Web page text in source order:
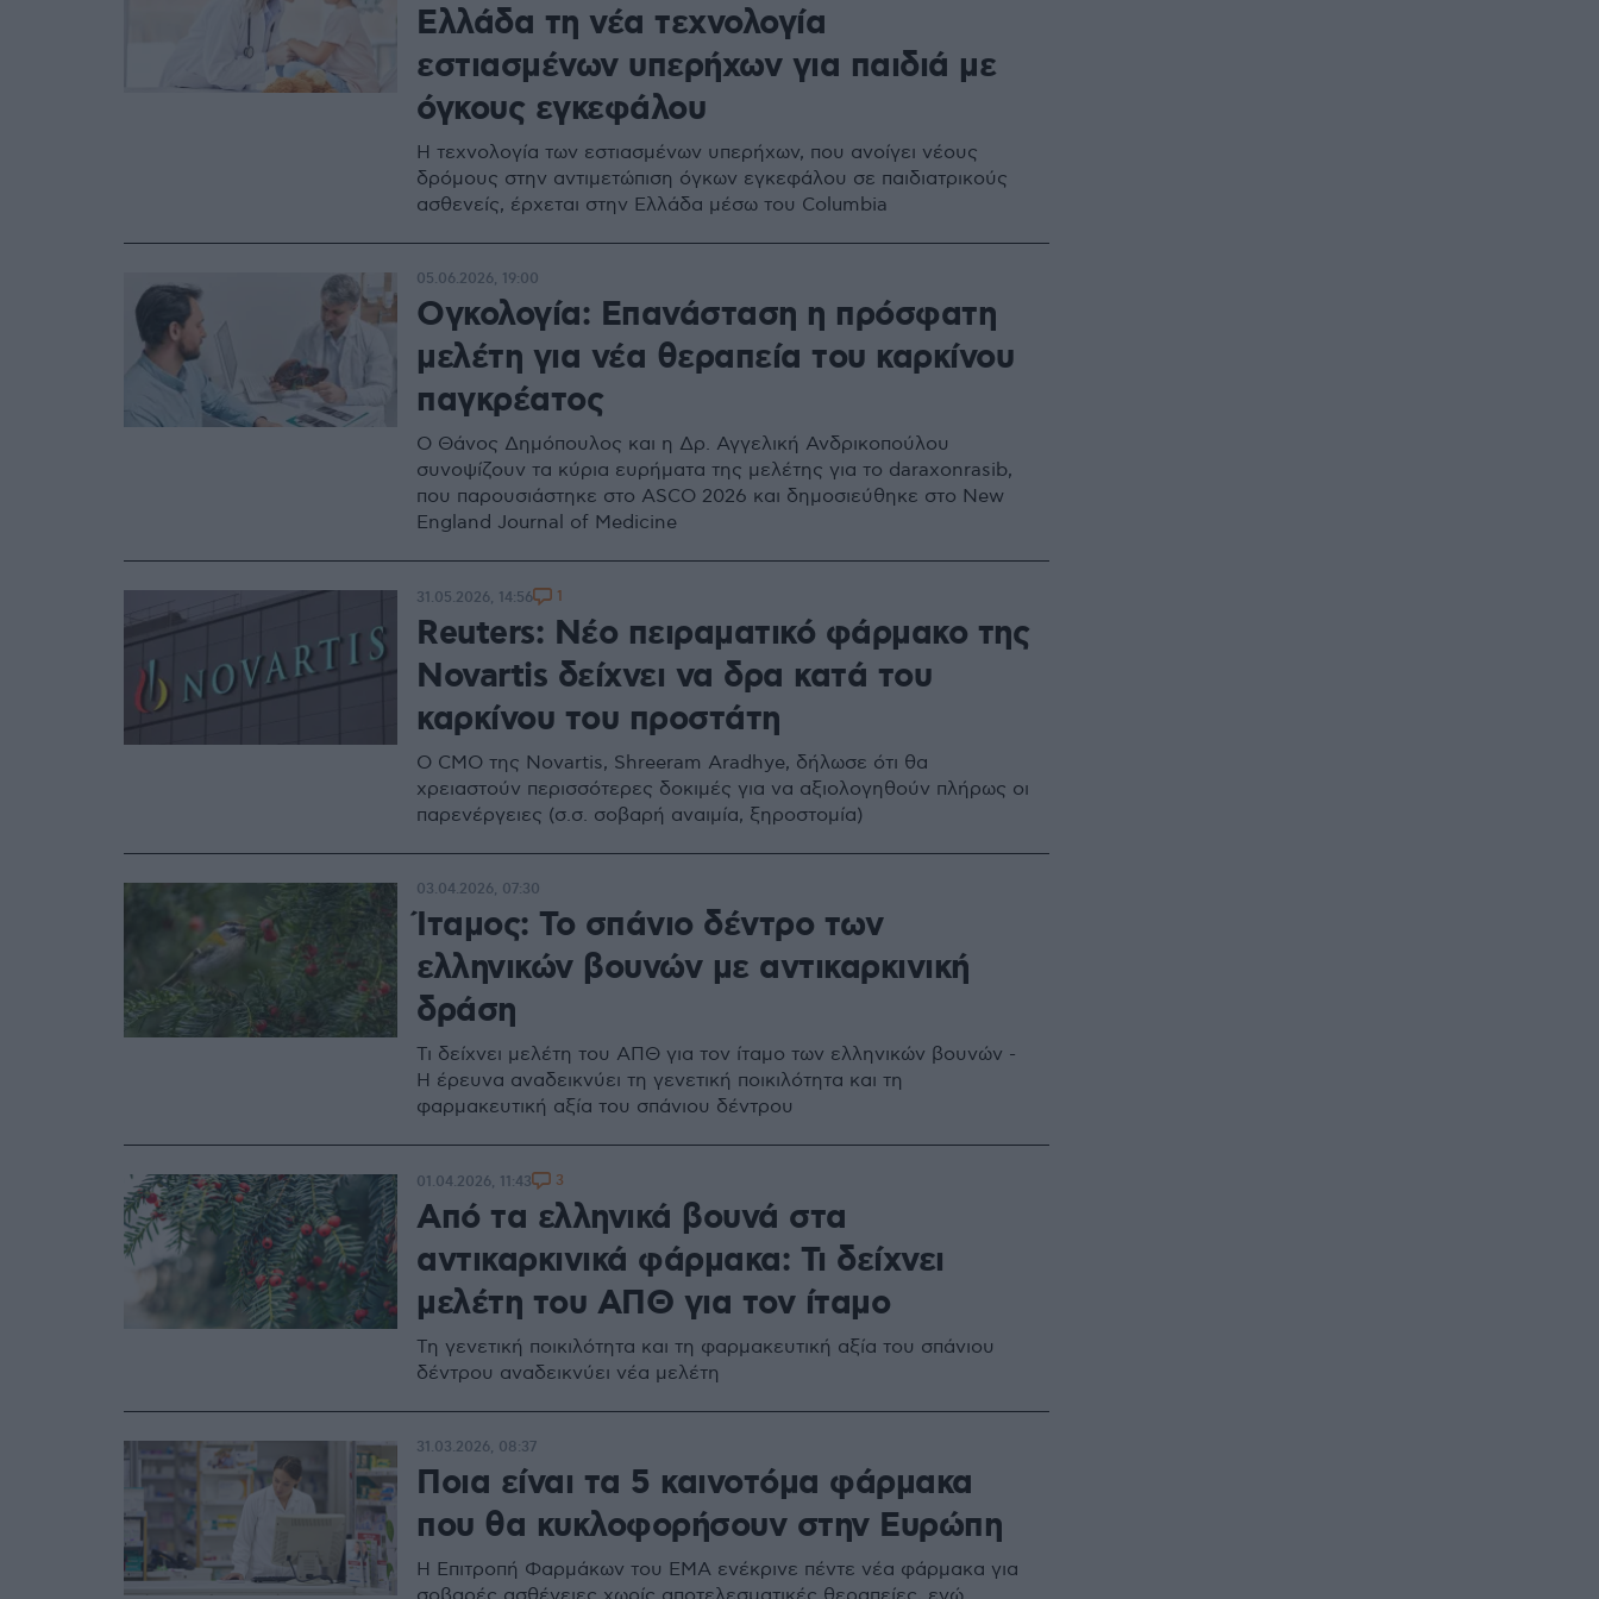
Ελλάδα τη νέα τεχνολογία
εστιασμένων υπερήχων για παιδιά με
όγκους εγκεφάλου
Η τεχνολογία των εστιασμένων υπερήχων, που ανοίγει νέους
δρόμους στην αντιμετώπιση όγκων εγκεφάλου σε παιδιατρικούς
ασθενείς, έρχεται στην Ελλάδα μέσω του Columbia
Ογκολογία: Eπανάσταση η πρόσφατη
μελέτη για νέα θεραπεία του καρκίνου
παγκρέατος
Ο Θάνος Δημόπουλος και η Δρ. Αγγελική Ανδρικοπούλου
συνοψίζουν τα κύρια ευρήματα της μελέτης για το daraxonrasib,
που παρουσιάστηκε στο ASCO 2026 και δημοσιεύθηκε στο New
England Journal of Medicine
05.06.2026, 19:00
Reuters: Νέο πειραματικό φάρμακο της
Novartis δείχνει να δρα κατά του
καρκίνου του προστάτη
Ο CMO της Novartis, Shreeram Aradhye, δήλωσε ότι θα
χρειαστούν περισσότερες δοκιμές για να αξιολογηθούν πλήρως οι
παρενέργειες (σ.σ. σοβαρή αναιμία, ξηροστομία)
31.05.2026, 14:56 1
Ίταμος: Το σπάνιο δέντρο των
ελληνικών βουνών με αντικαρκινική
δράση
Τι δείχνει μελέτη του ΑΠΘ για τον ίταμο των ελληνικών βουνών -
Η έρευνα αναδεικνύει τη γενετική ποικιλότητα και τη
φαρμακευτική αξία του σπάνιου δέντρου
03.04.2026, 07:30
Από τα ελληνικά βουνά στα
αντικαρκινικά φάρμακα: Τι δείχνει
μελέτη του ΑΠΘ για τον ίταμο
Τη γενετική ποικιλότητα και τη φαρμακευτική αξία του σπάνιου
δέντρου αναδεικνύει νέα μελέτη
01.04.2026, 11:43 3
Ποια είναι τα 5 καινοτόμα φάρμακα
που θα κυκλοφορήσουν στην Ευρώπη
Η Επιτροπή Φαρμάκων του EMA ενέκρινε πέντε νέα φάρμακα για
31.03.2026, 08:37